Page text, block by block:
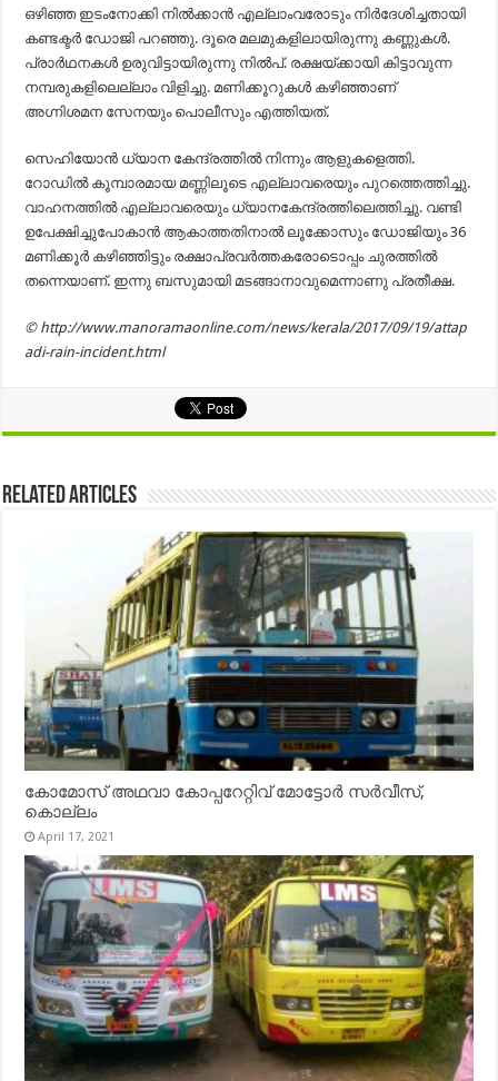
ഒഴിഞ്ഞ ഇടംനോക്കി നിൽക്കാൻ എല്ലാംവരോടും നിർദേശിച്ചതായി
കണ്ടക്ടർ ഡോജി പറഞ്ഞു. ദൂരെ മലമുകളിലായിരുന്നു കണ്ണുകൾ.
പ്രാർഥനകൾ ഉരുവിട്ടായിരുന്നു നിൽപ്. രക്ഷയ്ക്കായി കിട്ടാവുന്ന
നമ്പരുകളിലെല്ലാം വിളിച്ചു. മണിക്കൂറുകൾ കഴിഞ്ഞാണ്
അഗ്നിശമന സേനയും പൊലീസും എത്തിയത്.
സെഹിയോൻ ധ്യാന കേന്ദ്രത്തിൽ നിന്നും ആളുകളെത്തി.
റോഡിൽ കൂമ്പാരമായ മണ്ണിലൂടെ എല്ലാവരെയും പുറത്തെത്തിച്ചു.
വാഹനത്തിൽ എല്ലാവരെയും ധ്യാനകേന്ദ്രത്തിലെത്തിച്ചു. വണ്ടി
ഉപേക്ഷിച്ചുപോകാൻ ആകാത്തതിനാൽ ലൂക്കോസും ഡോജിയും 36
മണിക്കൂർ കഴിഞ്ഞിട്ടും രക്ഷാപ്രവർത്തകരോടൊപ്പം ചുരത്തിൽ
തന്നെയാണ്. ഇന്നു ബസുമായി മടങ്ങാനാവുമെന്നാണു പ്രതീക്ഷ.
© http://www.manoramaonline.com/news/kerala/2017/09/19/attap
adi-rain-incident.html
Related Articles
കോമോസ് അഥവാ കോപ്പറേറ്റിവ് മോട്ടോര്‍ സര്‍വീസ്,
കൊല്ലം
April 17, 2021